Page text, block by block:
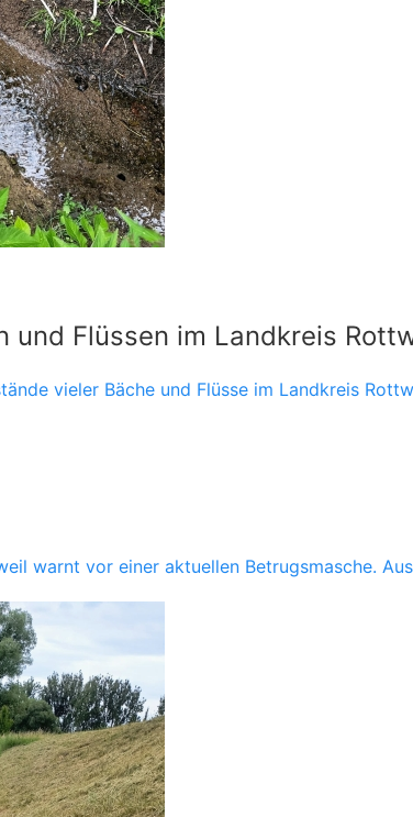
und Flüssen im Landkreis
vieler Bäche und Flüsse im Landkreis
warnt vor einer aktuellen Betrugsmasche.